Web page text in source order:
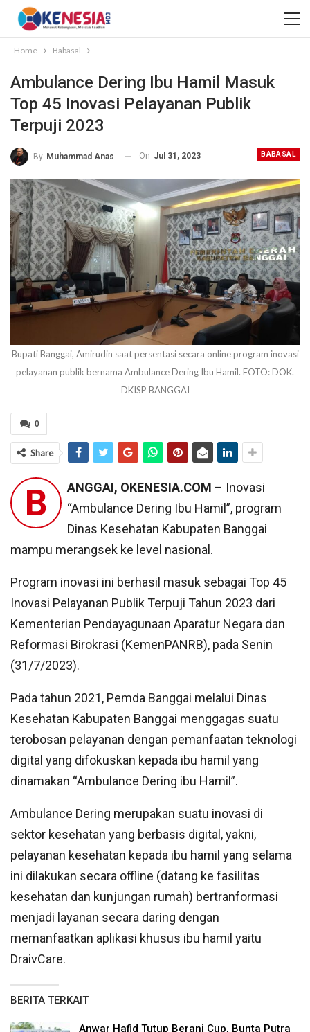
Home Babasal
Ambulance Dering Ibu Hamil Masuk
Top 45 Inovasi Pelayanan Publik
Terpuji 2023
BABASAL
By Muhammad Anas On Jul 31, 2023
Bupati Banggai, Amirudin saat persentasi secara online program inovasi
pelayanan publik bernama Ambulance Dering Ibu Hamil. FOTO: DOK.
DKISP BANGGAI
0
Share
B ANGGAI, OKENESIA.COM – Inovasi
“Ambulance Dering Ibu Hamil”, program
Dinas Kesehatan Kabupaten Banggai
mampu merangsek ke level nasional.
Program inovasi ini berhasil masuk sebagai Top 45
Inovasi Pelayanan Publik Terpuji Tahun 2023 dari
Kementerian Pendayagunaan Aparatur Negara dan
Reformasi Birokrasi (KemenPANRB), pada Senin
(31/7/2023).
Pada tahun 2021, Pemda Banggai melalui Dinas
Kesehatan Kabupaten Banggai menggagas suatu
terobosan pelayanan dengan pemanfaatan teknologi
digital yang difokuskan kepada ibu hamil yang
dinamakan “Ambulance Dering ibu Hamil”.
Ambulance Dering merupakan suatu inovasi di
sektor kesehatan yang berbasis digital, yakni,
pelayanan kesehatan kepada ibu hamil yang selama
ini dilakukan secara offline (datang ke fasilitas
kesehatan dan kunjungan rumah) bertranformasi
menjadi layanan secara daring dengan
memanfaatkan aplikasi khusus ibu hamil yaitu
DraivCare.
BERITA TERKAIT
Anwar Hafid Tutup Berani Cup, Bunta Putra